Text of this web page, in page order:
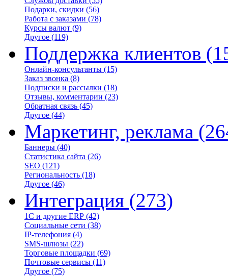
Подарки, скидки (56)
Работа с заказами (78)
Курсы валют (9)
Другое (119)
Поддержка клиентов
Онлайн-консультанты (15)
Заказ звонка (8)
Подписки и рассылки (18)
Отзывы, комментарии (23)
Обратная связь (45)
Другое (44)
Маркетинг, реклама
Баннеры (40)
Статистика сайта (26)
SEO (121)
Региональность (18)
Другое (46)
Интеграция (273)
1С и другие ERP (42)
Социальные сети (38)
IP-телефония (4)
SMS-шлюзы (22)
Торговые площадки (69)
Почтовые сервисы (11)
Другое (75)